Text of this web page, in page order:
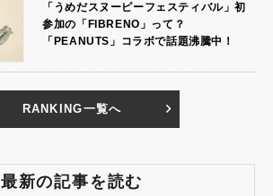
「うめだスヌーピーフェスティバル」初
参加の「FIBRENO」って？
「PEANUTS」コラボで話題沸騰中！
RANKING一覧へ
最新の記事を読む